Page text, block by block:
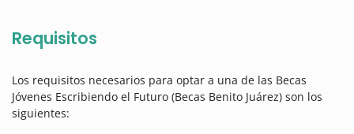
Requisitos
Los requisitos necesarios para optar a una de las Becas
Jóvenes Escribiendo el Futuro (Becas Benito Juárez) son los
siguientes: